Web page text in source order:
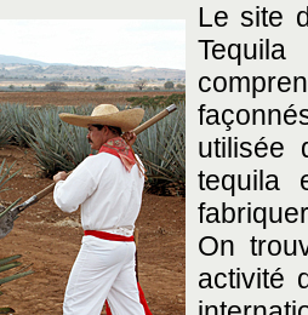
Le site
utilisée
tequila
On
activité